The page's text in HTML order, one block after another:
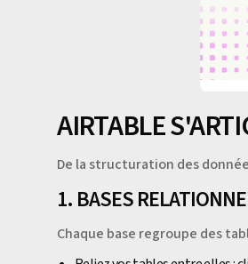
AIRTABLE
De la structuration des
1. BASES
Chaque base regroupe des